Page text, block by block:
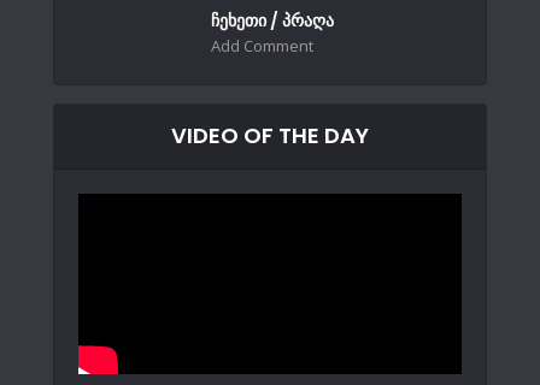
ჩეხეთი / პრაღა
Add Comment
VIDEO OF THE DAY